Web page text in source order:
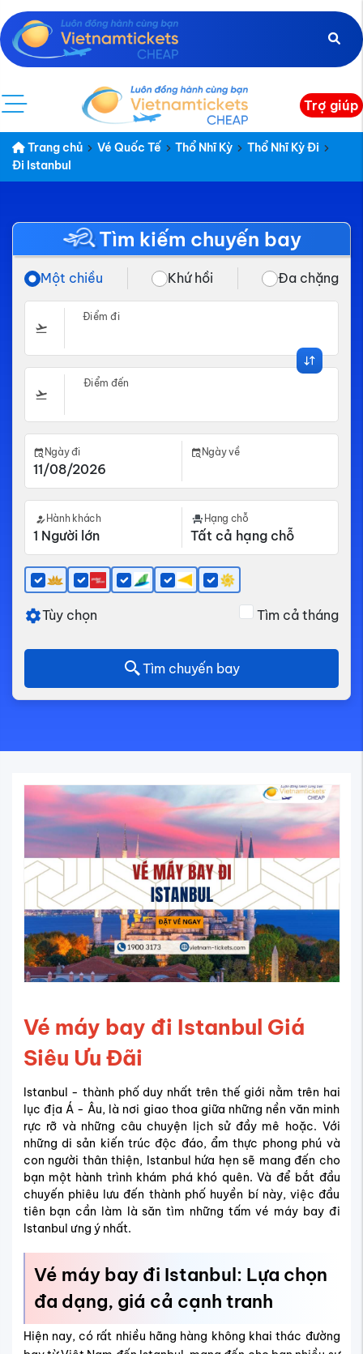
Trợ giúp
Trang chủ Vé Quốc Tế Thổ Nhĩ Kỳ
Thổ Nhĩ Kỳ Đi
Đi Istanbul
Tìm kiếm chuyến bay
Một chiều Khứ hồi Đa chặng
Điểm đi
Điểm đến
Ngày đi Ngày về
Hành khách Hạng chỗ
Tùy chọn Tìm cả tháng
Tìm chuyến bay
Vé máy bay đi Istanbul Giá
Siêu Ưu Đãi
Istanbul - thành phố duy nhất trên thế giới nằm trên hai
lục địa Á - Âu, là nơi giao thoa giữa những nền văn minh
rực rỡ và những câu chuyện lịch sử đầy mê hoặc. Với
những di sản kiến trúc độc đáo, ẩm thực phong phú và
con người thân thiện, Istanbul hứa hẹn sẽ mang đến cho
bạn một hành trình khám phá khó quên. Và để bắt đầu
chuyến phiêu lưu đến thành phố huyền bí này, việc đầu
tiên bạn cần làm là săn tìm những tấm vé máy bay đi
Istanbul ưng ý nhất.
Vé máy bay đi Istanbul: Lựa chọn
đa dạng, giá cả cạnh tranh
Hiện nay, có rất nhiều hãng hàng không khai thác đường